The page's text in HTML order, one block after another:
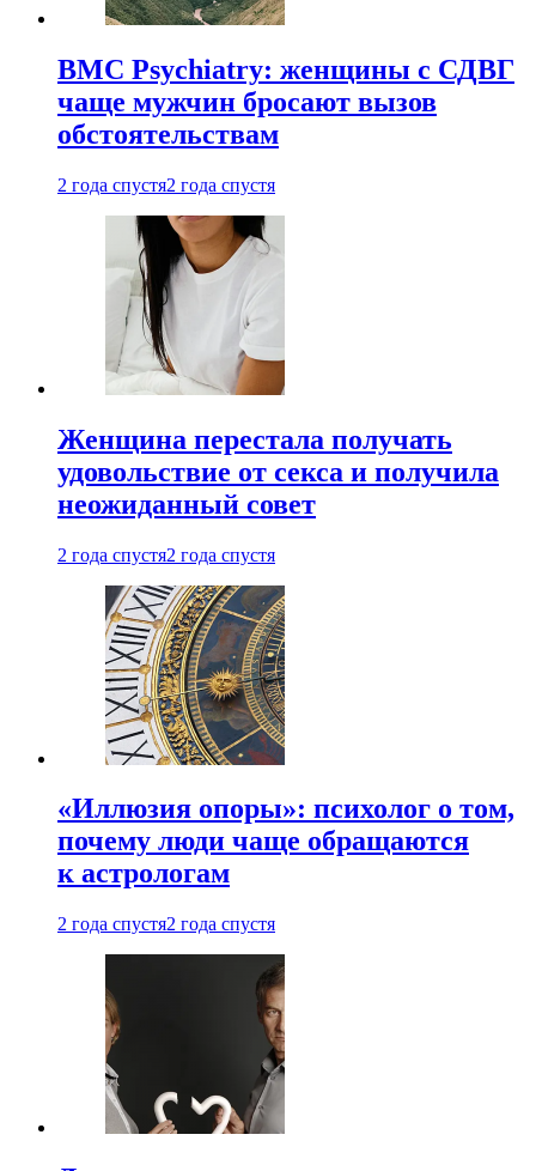
BMC Psychiatry: женщины с СДВГ
чаще мужчин бросают вызов
обстоятельствам
2 года спустя2 года спустя
Женщина перестала получать
удовольствие от секса и получила
неожиданный совет
2 года спустя2 года спустя
«Иллюзия опоры»: психолог о том,
почему люди чаще обращаются
к астрологам
2 года спустя2 года спустя